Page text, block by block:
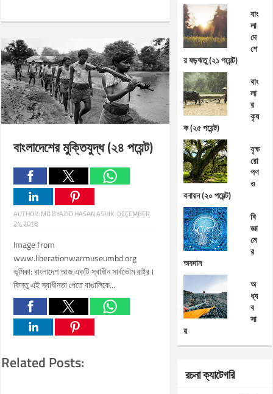
বাংলাদেশের মুক্তিযুদ্ধ (২৪ পয়েন্ট)
AUTHOR:MD BYAZID HASAN ASHIK DECEMBER
24, 2018
Image from
www.liberationwarmuseumbd.org
ভূমিকা: বাংলাদেশ আজ একটি স্বাধীন সার্বভৌম রাষ্ট্র।
কিন্তু এই স্বাধীনতা পেতে বাঙালিকে...
Related Posts:
বাং
লা
দে
শে
র ষড়ঋতু (২১ পয়েন্ট)
বাং
লা
র
কৃষ
ক (২৫ পয়েন্ট)
বৃক্ষ
রো
পণ
ও
বনায়ন (২০ পয়েন্ট)
বি
জ্ঞা
নে
র
অবদান
অ
ধ্য
ব
সা
য়
রচনা ক্যাটেগরি